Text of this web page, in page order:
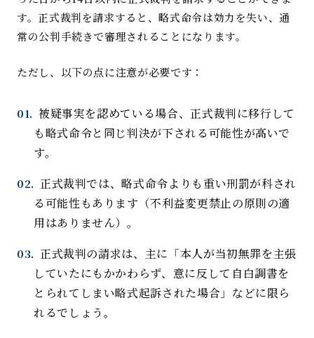
す。正式裁判を請求すると、略式命令は効力を失い、通
常の公判手続きで審理されることになります。
ただし、以下の点に注意が必要です ：
被疑事実を認めている場合、正式裁判に移行して
も略式命令と同じ判決が下される可能性が高いで
す。
正式裁判では、略式命令よりも重い刑罰が科され
る可能性もあります（不利益変更禁止の原則の適
用はありません）。
正式裁判の請求は、主に「本人が当初無罪を主張
していたにもかかわらず、意に反して自白調書を
とられてしまい略式起訴された場合」などに限ら
れるでしょう 。